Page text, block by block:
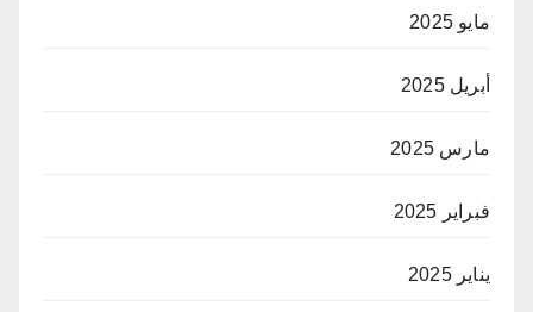
مايو 2025
أبريل 2025
مارس 2025
فبراير 2025
يناير 2025